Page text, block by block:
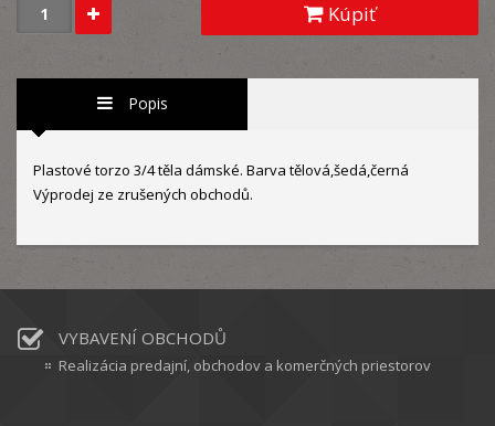
Kúpiť
Popis
Plastové torzo 3/4 těla dámské. Barva tělová,šedá,černá
Výprodej ze zrušených obchodů.
VYBAVENÍ OBCHODŮ
Realizácia predajní, obchodov a komerčných priestorov